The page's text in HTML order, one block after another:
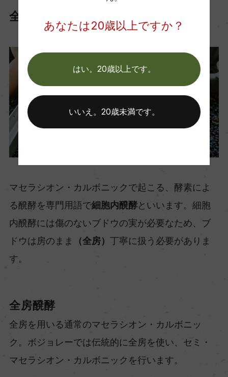
全房醗酵・全果実醗酵
マセラシオン・カルボニックで起こる、酵素によ
る醗酵を専門用語で細胞内醗酵といいます。細胞
内醗酵には傷のないブドウの実が必要なため、ブ
ドウは房のまま
（全房） 丁寧に扱う必要がありま
す。
全房醗酵
全房を用いる通常のマセラシオン・カルボニッ
ク。ボジョレーでは伝統的に全房を使い、セミ・
マセラシオン・カルボニックを行います。
あなたは20歳以上ですか？
はい。20歳以上です。
いいえ。20歳未満です。